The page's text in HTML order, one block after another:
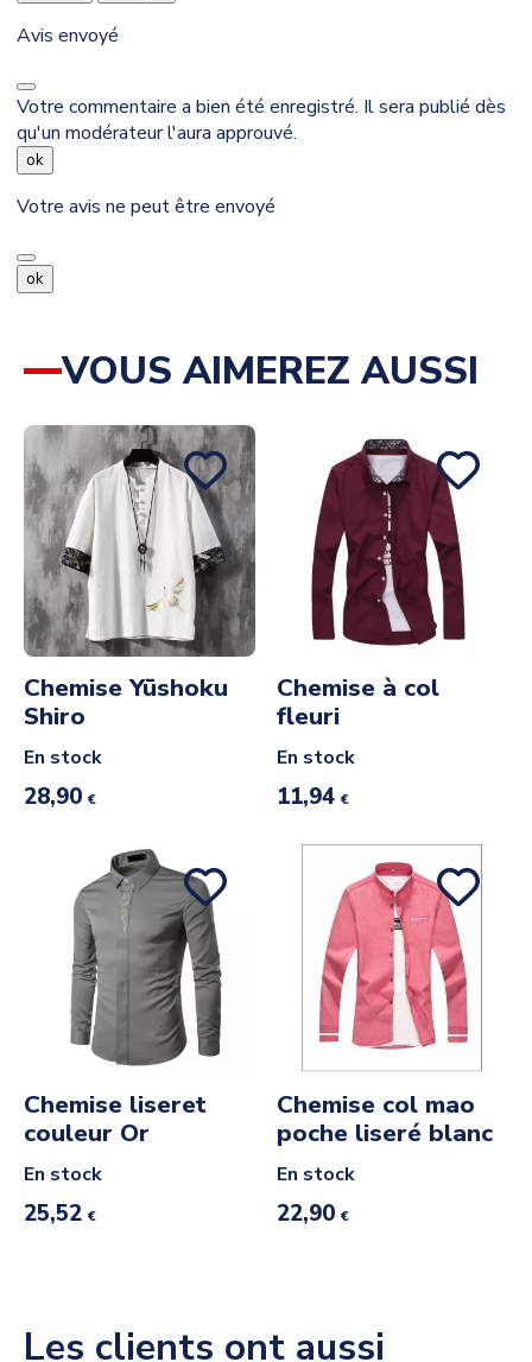
Avis envoyé
Votre commentaire a bien été enregistré. Il sera publié dès
qu'un modérateur l'aura approuvé.
ok
Votre avis ne peut être envoyé
ok
VOUS AIMEREZ AUSSI
Chemise Yūshoku
Shiro
En stock
28,90 €
Chemise à col
fleuri
En stock
11,94 €
Chemise liseret
couleur Or
En stock
25,52 €
Chemise col mao
poche liseré blanc
En stock
22,90 €
Les clients ont aussi